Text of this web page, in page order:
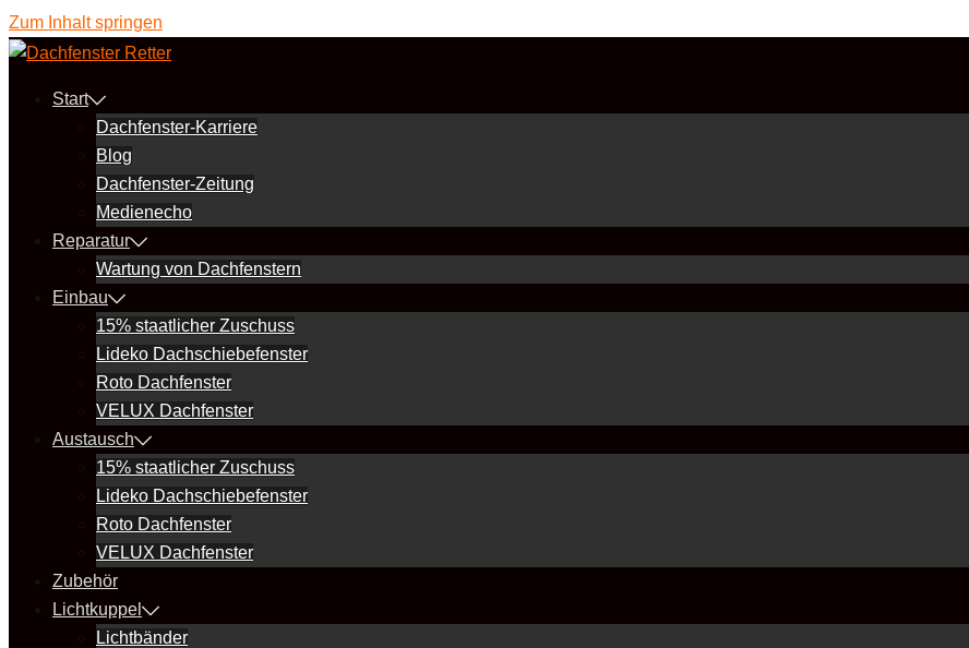
Zum Inhalt springen
Start
Dachfenster-Karriere
Blog
Dachfenster-Zeitung
Medienecho
Reparatur
Wartung von Dachfenstern
Einbau
15% staatlicher Zuschuss
Lideko Dachschiebefenster
Roto Dachfenster
VELUX Dachfenster
Austausch
15% staatlicher Zuschuss
Lideko Dachschiebefenster
Roto Dachfenster
VELUX Dachfenster
Zubehör
Lichtkuppel
Lichtbänder